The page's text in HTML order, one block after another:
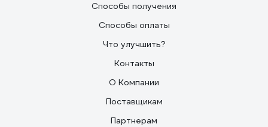
Способы получения
Способы оплаты
Что улучшить?
Контакты
О Компании
Поставщикам
Партнерам